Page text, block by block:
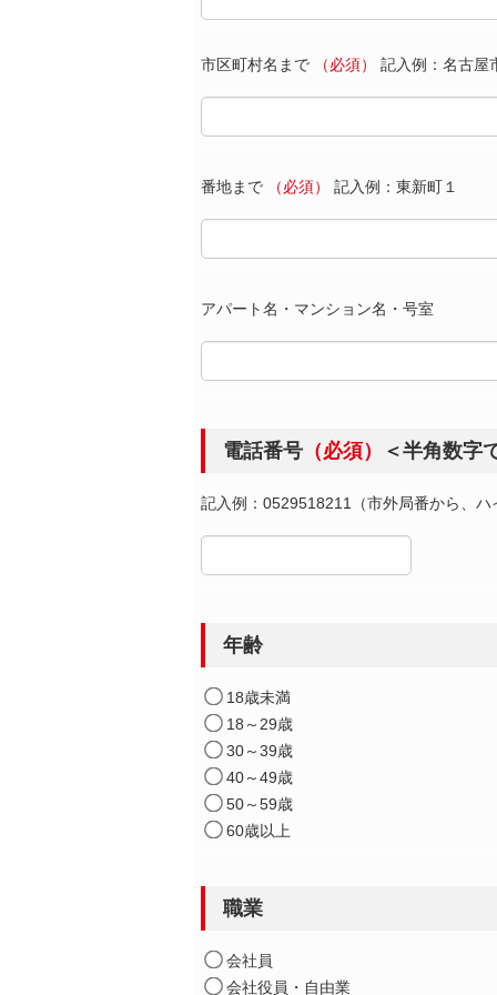
市区町村名まで （必須） 記入例：名古屋
番地まで （必須） 記入例：東新町１
アパート名・マンション名・号室
電話番号（必須） ＜半角数字
記入例：0529518211（市外局番から、ハ
年齢
18歳未満
18～29歳
30～39歳
40～49歳
50～59歳
60歳以上
職業
会社員
会社役員・自由業